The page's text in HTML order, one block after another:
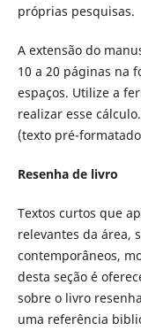
próprias pesquisas.
A extensão do
10 a 20 páginas na
espaços. Utilize a
realizar esse
(texto pré-
Resenha de livro
Textos curtos que
relevantes da área,
contemporâneos,
desta seção é
sobre o livro
uma referência